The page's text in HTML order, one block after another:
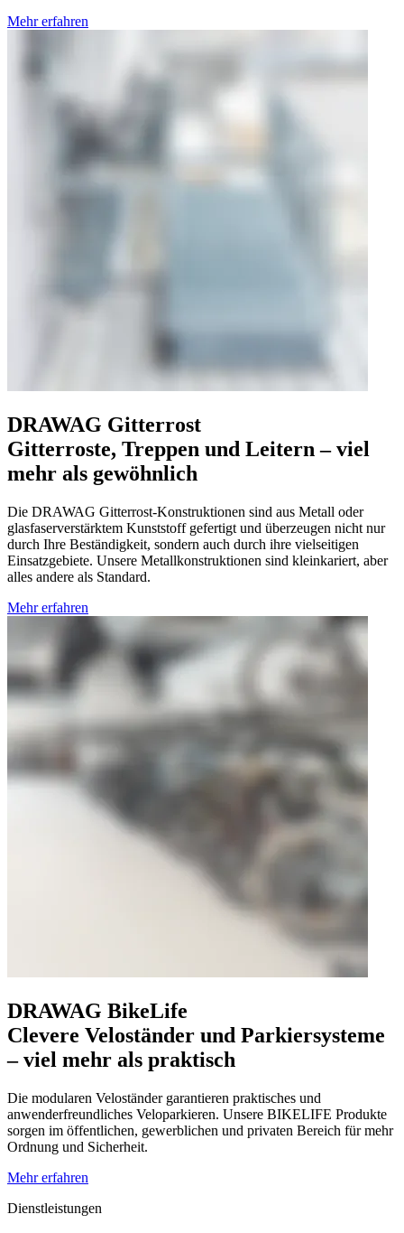
Mehr erfahren
DRAWAG Gitterrost
Gitterroste, Treppen und Leitern – viel
mehr als gewöhnlich
Die DRAWAG Gitterrost-Konstruktionen sind aus Metall oder
glasfaserverstärktem Kunststoff gefertigt und überzeugen nicht nur
durch Ihre Beständigkeit, sondern auch durch ihre vielseitigen
Einsatzgebiete. Unsere Metallkonstruktionen sind kleinkariert, aber
alles andere als Standard.
Mehr erfahren
DRAWAG BikeLife
Clevere Veloständer und Parkiersysteme
– viel mehr als praktisch
Die modularen Veloständer garantieren praktisches und
anwenderfreundliches Veloparkieren. Unsere BIKELIFE Produkte
sorgen im öffentlichen, gewerblichen und privaten Bereich für mehr
Ordnung und Sicherheit.
Mehr erfahren
Dienstleistungen